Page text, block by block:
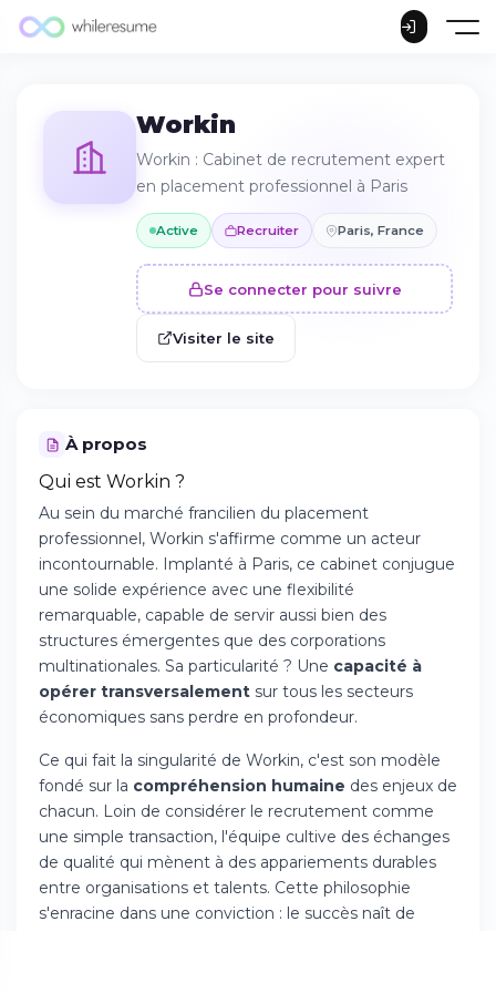
Workin
Workin : Cabinet de recrutement expert
en placement professionnel à Paris
Active Recruiter Paris, France
Se connecter pour suivre
Visiter le site
À propos
Qui est Workin ?
Au sein du marché francilien du placement
professionnel, Workin s'affirme comme un acteur
incontournable. Implanté à Paris, ce cabinet conjugue
une solide expérience avec une flexibilité
remarquable, capable de servir aussi bien des
structures émergentes que des corporations
multinationales. Sa particularité ? Une capacité à
opérer transversalement sur tous les secteurs
économiques sans perdre en profondeur.
Ce qui fait la singularité de Workin, c'est son modèle
fondé sur la compréhension humaine des enjeux de
chacun. Loin de considérer le recrutement comme
une simple transaction, l'équipe cultive des échanges
de qualité qui mènent à des appariements durables
entre organisations et talents. Cette philosophie
s'enracine dans une conviction : le succès naît de